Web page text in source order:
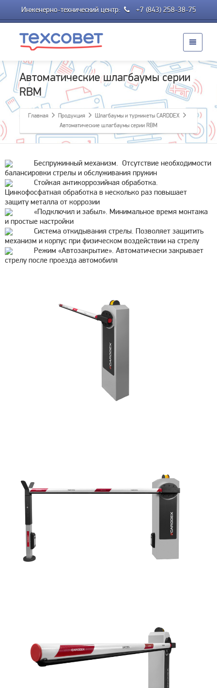
Инженерно-технический центр: +7 (843) 258-38-75
Автоматические шлагбаумы серии
RBM
Главная Продукция
Шлагбаумы и турникеты CARDDEX
Автоматические шлагбаумы серии RBM
Беспружинный механизм. Отсутствие необходимости
балансировки стрелы и обслуживания пружин
Стойкая антикоррозийная обработка.
Цинкофосфатная обработка в несколько раз повышает
защиту металла от коррозии
«Подключил и забыл». Минимальное время монтажа
и простые настройки
Система откидывания стрелы. Позволяет защитить
механизм и корпус при физическом воздействии на стрелу
Режим «Автозакрытие». Автоматически закрывает
стрелу после проезда автомобиля